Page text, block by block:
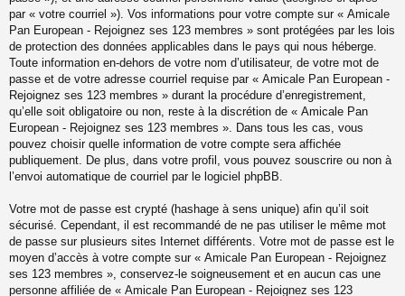
par « votre courriel »). Vos informations pour votre compte sur « Amicale
Pan European - Rejoignez ses 123 membres » sont protégées par les lois
de protection des données applicables dans le pays qui nous héberge.
Toute information en-dehors de votre nom d’utilisateur, de votre mot de
passe et de votre adresse courriel requise par « Amicale Pan European -
Rejoignez ses 123 membres » durant la procédure d’enregistrement,
qu’elle soit obligatoire ou non, reste à la discrétion de « Amicale Pan
European - Rejoignez ses 123 membres ». Dans tous les cas, vous
pouvez choisir quelle information de votre compte sera affichée
publiquement. De plus, dans votre profil, vous pouvez souscrire ou non à
l’envoi automatique de courriel par le logiciel phpBB.
Votre mot de passe est crypté (hashage à sens unique) afin qu’il soit
sécurisé. Cependant, il est recommandé de ne pas utiliser le même mot
de passe sur plusieurs sites Internet différents. Votre mot de passe est le
moyen d’accès à votre compte sur « Amicale Pan European - Rejoignez
ses 123 membres », conservez-le soigneusement et en aucun cas une
personne affiliée de « Amicale Pan European - Rejoignez ses 123